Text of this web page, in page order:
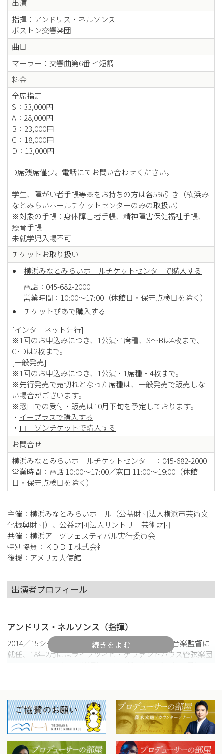
出演
指揮：アンドリス・ネルソンス
ボストン交響楽団
曲目
マーラー：交響曲第6番 イ短調
料金
全席指定
S：33,000円
A：28,000円
B：23,000円
C：18,000円
D：13,000円
D席残席僅少。電話にてお問い合わせください。
学生、障がい者手帳等※をお持ちの方は各5%引き（横浜み
なとみらいホールチケットセンターのみの取扱い）
※対象の手帳：身体障害者手帳、精神障害保健福祉手帳、
療育手帳
未就学児入場不可
チケットお取り扱い
横浜みなとみらいホールチケットセンターで購入する
電話：045-682-2000
営業時間：10:00～17:00（休館日・保守点検日を除く）
チケットぴあで購入する
[インターネット先行]
※1回のお申込みにつき、1公演･1席種、S～Bは4枚まで、
C･Dは2枚まで。
[一般発売]
※1回のお申込みにつき、1公演・1席種・4枚まで。
※先行発売で売切れとなった席種は、一般発売で販売しな
い場合がございます。
※窓口での受付・販売は10月下旬を予定しております。
・ イープラスで購入する
・ ローソンチケットで購入する
お問合せ
横浜みなとみらいホールチケットセンター ：045-682-2000
営業時間：電話 10:00～17:00／窓口 11:00～19:00（休館
日・保守点検日を除く）
主催：横浜みなとみらいホール（公益財団法人横浜市芸術文
化振興財団）、公益財団法人サントリー芸術財団
共催：横浜アーツフェスティバル実行委員会
特別協賛：ＫＤＤＩ株式会社
後援：アメリカ大使館
出演者プロフィール
アンドリス・ネルソンス（指揮）
2014／15シーズンよりボストン交響楽団の第15代音楽監督に
就任、18年2月にはライプツィヒ・ゲヴァントハウス管弦楽団
ンは、COVID-19パンデミックの中で、ボストン響の配信プラ
ットフォーム「BSO NOW」を通じて配信された、シンフォニ
ーホールにて収録の15公演のうち、6公演で同楽団を指揮。20
年1月にはウィーン・フィルのニューイヤー・コンサートを指
揮し、その様子は世界中に届けられた。